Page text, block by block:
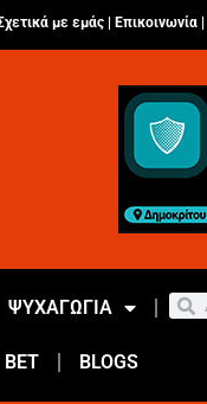
με εμάς | Επικοινωνία
ΨΥΧΑΓΩΓΙΑ
BET BLOGS